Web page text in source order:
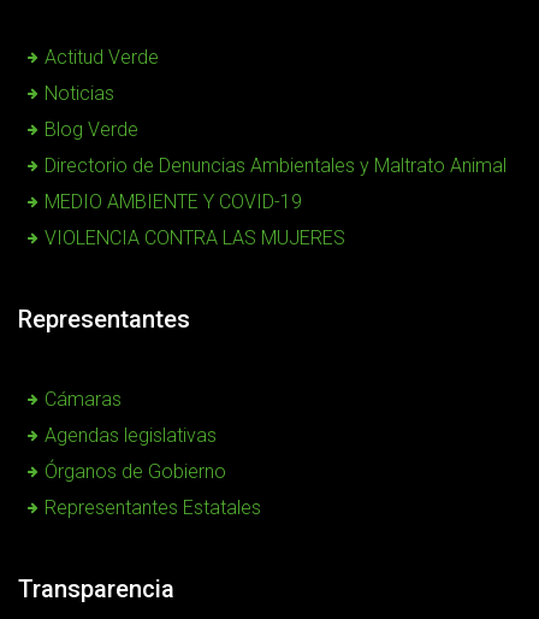
Actitud Verde
Noticias
Blog Verde
Directorio de Denuncias Ambientales y Maltrato Animal
MEDIO AMBIENTE Y COVID-19
VIOLENCIA CONTRA LAS MUJERES
Representantes
Cámaras
Agendas legislativas
Órganos de Gobierno
Representantes Estatales
Transparencia